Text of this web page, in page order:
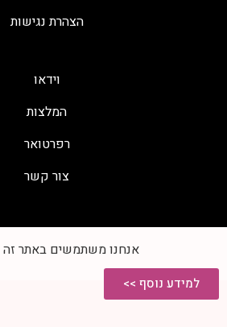
הצהרת נגישות
וידאו
המלצות
רפרטואר
צור קשר
אנחנו משתמשים באתר זה
למידע נוסף >>